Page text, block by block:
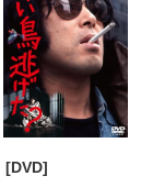
[DVD]